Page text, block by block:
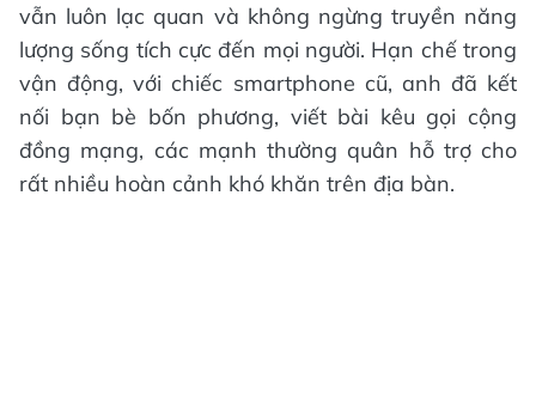
vẫn luôn lạc quan và không ngừng truyền năng
lượng sống tích cực đến mọi người. Hạn chế trong
vận động, với chiếc smartphone cũ, anh đã kết
nối bạn bè bốn phương, viết bài kêu gọi cộng
đồng mạng, các mạnh thường quân hỗ trợ cho
rất nhiều hoàn cảnh khó khăn trên địa bàn.